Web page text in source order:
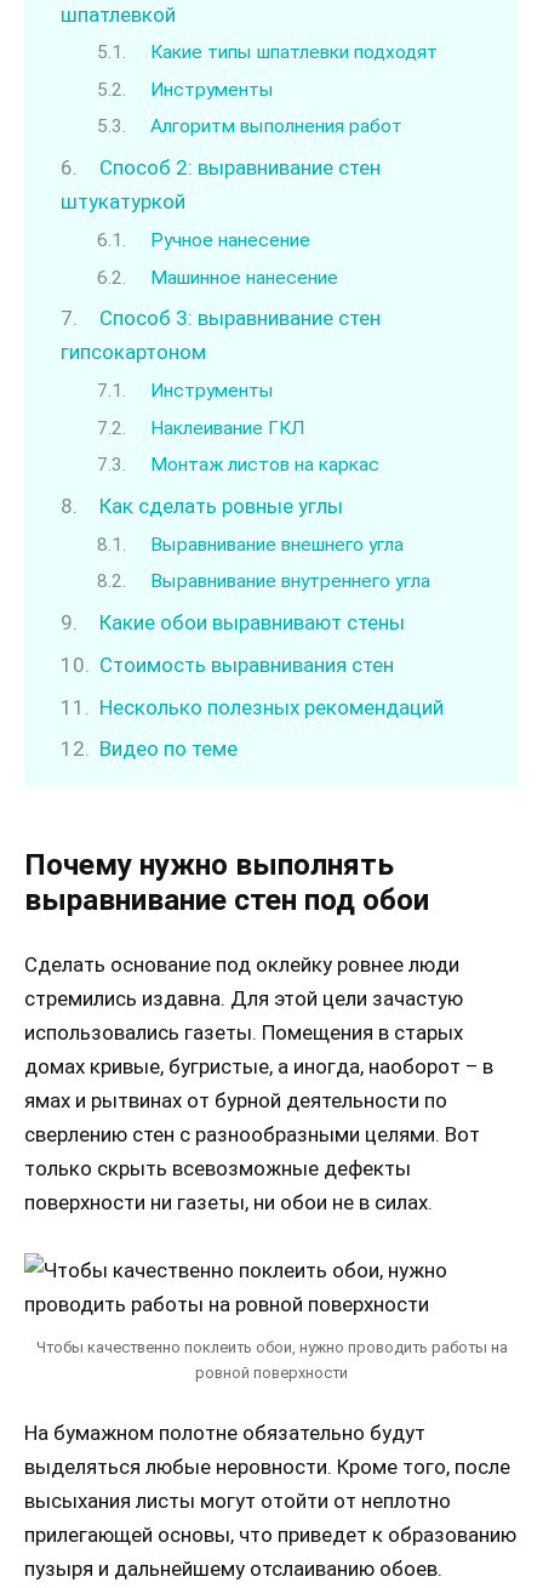
шпатлевкой
Какие типы шпатлевки подходят
Инструменты
Алгоритм выполнения работ
Способ 2: выравнивание стен
штукатуркой
Ручное нанесение
Машинное нанесение
Способ 3: выравнивание стен
гипсокартоном
Инструменты
Наклеивание ГКЛ
Монтаж листов на каркас
Как сделать ровные углы
Выравнивание внешнего угла
Выравнивание внутреннего угла
Какие обои выравнивают стены
Стоимость выравнивания стен
Несколько полезных рекомендаций
Видео по теме
Почему нужно выполнять
выравнивание стен под обои
Сделать основание под оклейку ровнее люди
стремились издавна. Для этой цели зачастую
использовались газеты. Помещения в старых
домах кривые, бугристые, а иногда, наоборот – в
ямах и рытвинах от бурной деятельности по
сверлению стен с разнообразными целями. Вот
только скрыть всевозможные дефекты
поверхности ни газеты, ни обои не в силах.
Чтобы качественно поклеить обои, нужно проводить работы на
ровной поверхности
На бумажном полотне обязательно будут
выделяться любые неровности. Кроме того, после
высыхания листы могут отойти от неплотно
прилегающей основы, что приведет к образованию
пузыря и дальнейшему отслаиванию обоев.